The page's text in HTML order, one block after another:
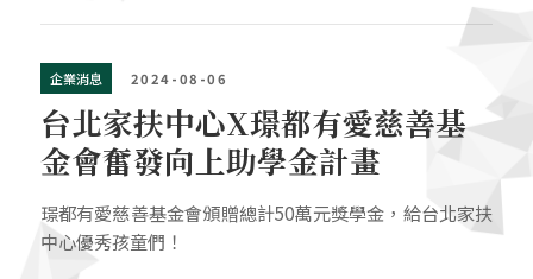
企業消息 2024-08-06
台北家扶中心X璟都有愛慈善基
金會奮發向上助學金計畫
璟都有愛慈善基金會頒贈總計50萬元獎學金，給台北家扶
中心優秀孩童們！